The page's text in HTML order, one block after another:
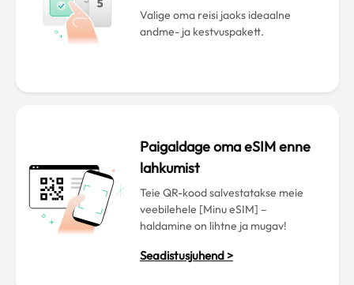
Valige oma reisi jaoks ideaalne
andme- ja kestvuspakett.
Paigaldage oma eSIM enne
lahkumist
Teie QR-kood salvestatakse meie
veebilehele [Minu eSIM] –
haldamine on lihtne ja mugav!
Seadistusjuhend >